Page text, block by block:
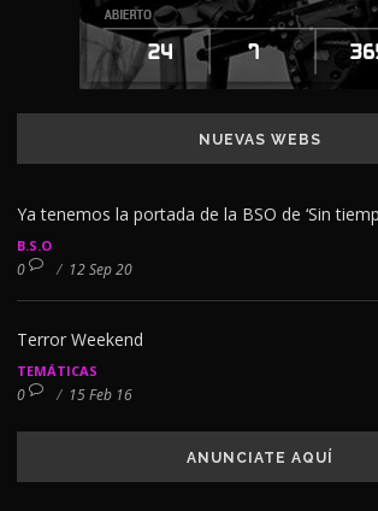
NUEVAS WEBS
Ya tenemos la portada de la BSO de ‘Sin
B.S.O
0 / 12 Sep 20
Terror Weekend
TEMÁTICAS
0 / 15 Feb 16
ANUNCIATE AQUÍ